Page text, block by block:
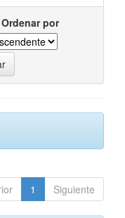
Ordenar por
1 Siguiente